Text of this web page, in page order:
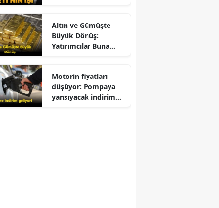
Altın ve Gümüşte
Büyük Dönüş:
Yatırımcılar Buna
Motorin fiyatları
düşüyor: Pompaya
yansıyacak indirim